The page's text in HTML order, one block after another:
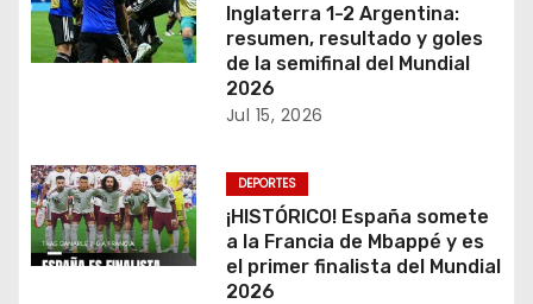
c
i
n
d
e
Inglaterra 1-2 Argentina:
resumen, resultado y goles
de la semifinal del Mundial
2026
Jul 15, 2026
DEPORTES
¡HISTÓRICO! España somete
a la Francia de Mbappé y es
el primer finalista del Mundial
2026